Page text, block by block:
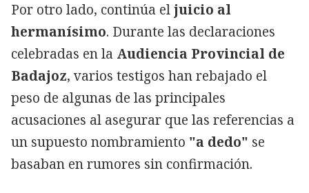
Por otro lado, continúa eljuicio al
hermanísimo. Durante las declaraciones
celebradas en la Audiencia Provincial de
Badajoz, varios testigos han rebajado el
peso de algunas de las principales
acusaciones al asegurar que las referencias a
un supuesto nombramiento "a dedo" se
basaban en rumores sin confirmación.